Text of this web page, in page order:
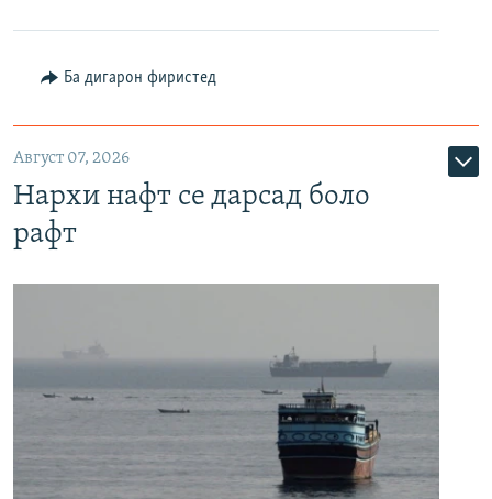
Ба дигарон фиристед
Август 07, 2026
Нархи нафт се дарсад боло
рафт